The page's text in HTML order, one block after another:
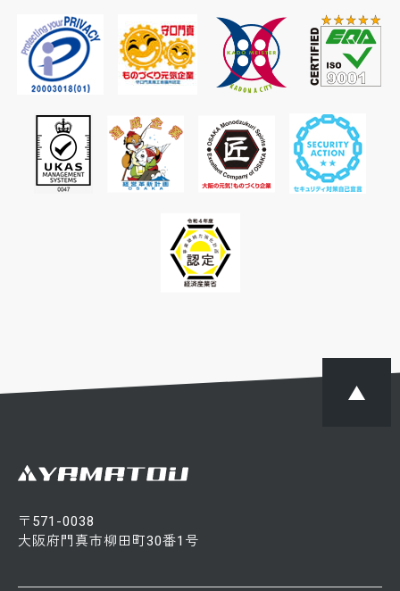
〒571-0038
大阪府門真市柳田町30番1号